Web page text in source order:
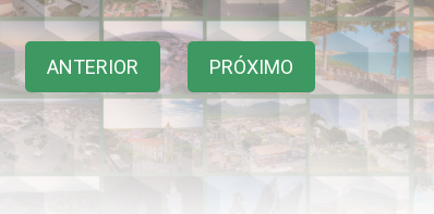
ANTERIOR PRÓXIMO